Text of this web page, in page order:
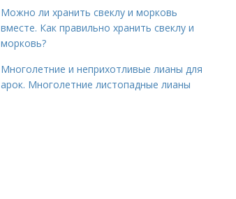
Можно ли хранить свеклу и морковь
вместе. Как правильно хранить свеклу и
морковь?
Многолетние и неприхотливые лианы для
арок. Многолетние листопадные лианы